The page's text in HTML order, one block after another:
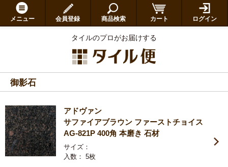
メニュー 会員登録 商品検索 カート ログイン
タイルのプロがお届けする
御影石
アドヴァン
サファイアブラウン ファーストチョイス
AG-821P 400角 本磨き 石材
サイズ：
入数： 5枚